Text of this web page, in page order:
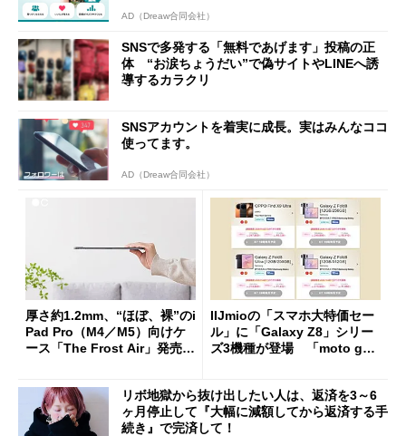
AD（Dreaw合同会社）
SNSで多発する「無料であげます」投稿の正
体 “お涙ちょうだい”で偽サイトやLINEへ誘
導するカラクリ
SNSアカウントを着実に成長。実はみんなココ
使ってます。
AD（Dreaw合同会社）
厚さ約1.2mm、“ほぼ、裸”のi
Pad Pro（M4／M5）向けケ
ース「The Frost Air」発売
IIJmioの「スマホ大特価セー
ル」に「Galaxy Z8」シリー
ズ3機種が登場 「moto g37
リボ地獄から抜け出したい人は、返済を3～6
ヶ月停止して『大幅に減額してから返済する手
続き』で完済して！